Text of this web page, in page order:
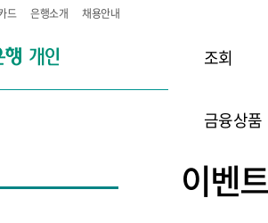
드 은행소개 채용안내
조회
금융상품
이벤트